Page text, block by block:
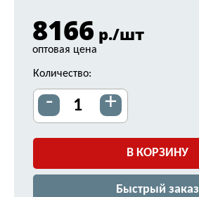
8166 р./шт
оптовая цена
Количество:
- +
В КОРЗИНУ
Быстрый заказ